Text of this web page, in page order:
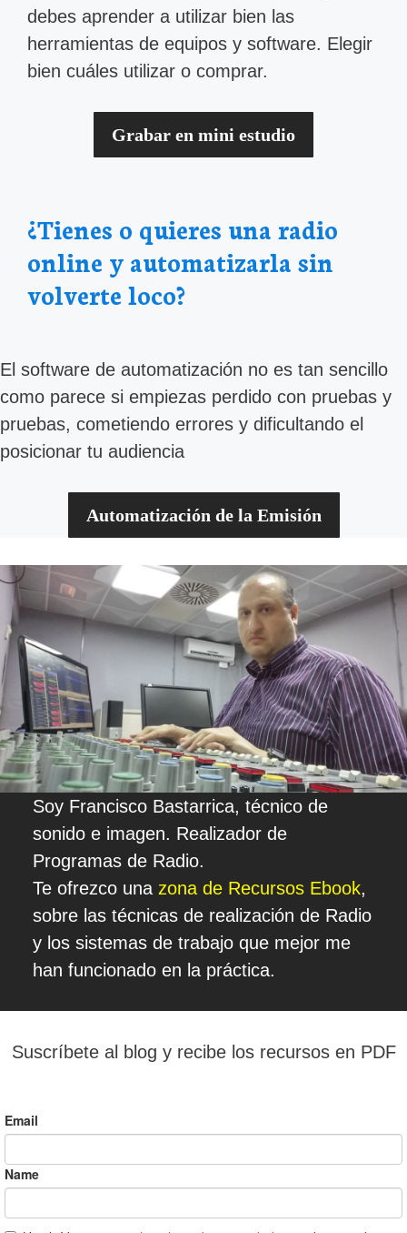
debes aprender a utilizar bien las
herramientas de equipos y software. Elegir
bien cuáles utilizar o comprar.
Grabar en mini estudio
¿Tienes o quieres una radio
online y automatizarla sin
volverte loco?
El software de automatización no es tan sencillo
como parece si empiezas perdido con pruebas y
pruebas, cometiendo errores y dificultando el
posicionar tu audiencia
Automatización de la Emisión
Soy Francisco Bastarrica, técnico de
sonido e imagen. Realizador de
Programas de Radio.
Te ofrezco una zona de Recursos Ebook,
sobre las técnicas de realización de Radio
y los sistemas de trabajo que mejor me
han funcionado en la práctica.
Suscríbete al blog y recibe los recursos en PDF